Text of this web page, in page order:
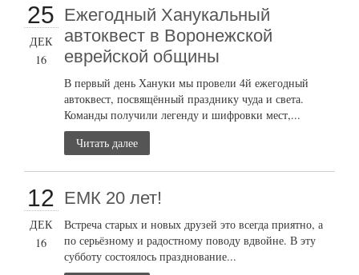
25
ДЕК
16
Ежегодный Ханукальный
автоквест в Воронежской
еврейской общины
В первый день Хануки мы провели 4й ежегодный
автоквест, посвящённый празднику чуда и света.
Команды получили легенду и шифровки мест,...
Читать далее
12
ДЕК
16
ЕМК 20 лет!
Встреча старых и новых друзей это всегда приятно, а
по серьёзному и радостному поводу вдвойне. В эту
субботу состоялось празднование...